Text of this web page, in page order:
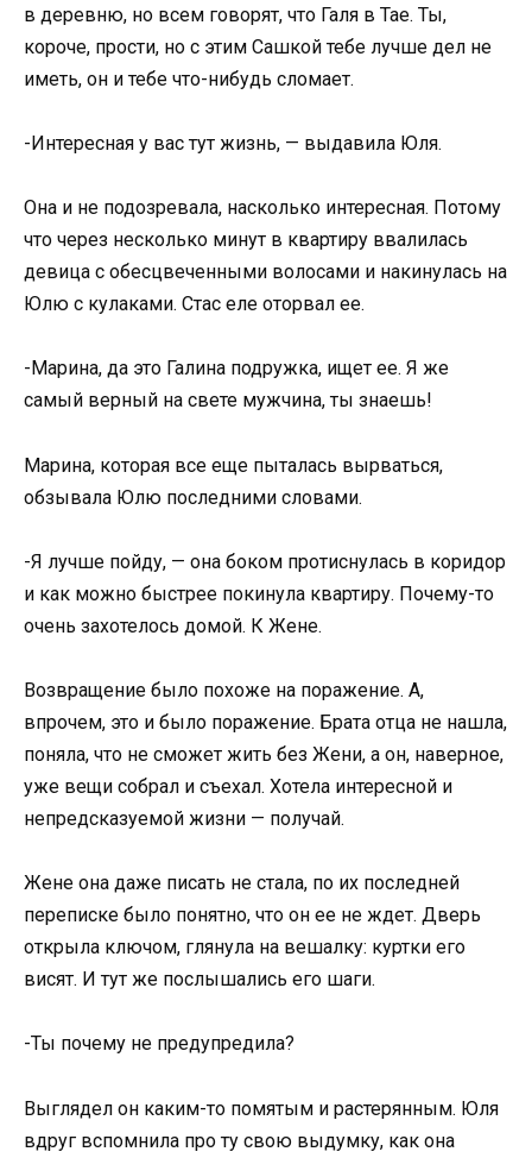
в деревню, но всем говорят, что Галя в Тае. Ты,
короче, прости, но с этим Сашкой тебе лучше дел не
иметь, он и тебе что-нибудь сломает.
-Интересная у вас тут жизнь, — выдавила Юля.
Она и не подозревала, насколько интересная. Потому
что через несколько минут в квартиру ввалилась
девица с обесцвеченными волосами и накинулась на
Юлю с кулаками. Стас еле оторвал ее.
-Марина, да это Галина подружка, ищет ее. Я же
самый верный на свете мужчина, ты знаешь!
Марина, которая все еще пыталась вырваться,
обзывала Юлю последними словами.
-Я лучше пойду, — она боком протиснулась в коридор
и как можно быстрее покинула квартиру. Почему-то
очень захотелось домой. К Жене.
Возвращение было похоже на поражение. А,
впрочем, это и было поражение. Брата отца не нашла,
поняла, что не сможет жить без Жени, а он, наверное,
уже вещи собрал и съехал. Хотела интересной и
непредсказуемой жизни — получай.
Жене она даже писать не стала, по их последней
переписке было понятно, что он ее не ждет. Дверь
открыла ключом, глянула на вешалку: куртки его
висят. И тут же послышались его шаги.
-Ты почему не предупредила?
Выглядел он каким-то помятым и растерянным. Юля
вдруг вспомнила про ту свою выдумку, как она